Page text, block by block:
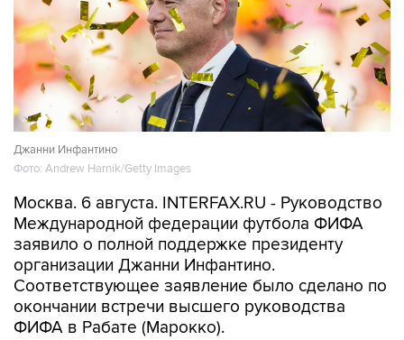
Джанни Инфантино
Фото: Andrew Harnik/Getty Images
Москва. 6 августа. INTERFAX.RU - Руководство
Международной федерации футбола ФИФА
заявило о полной поддержке президенту
организации Джанни Инфантино.
Соответствующее заявление было сделано по
окончании встречи высшего руководства
ФИФА в Рабате (Марокко).